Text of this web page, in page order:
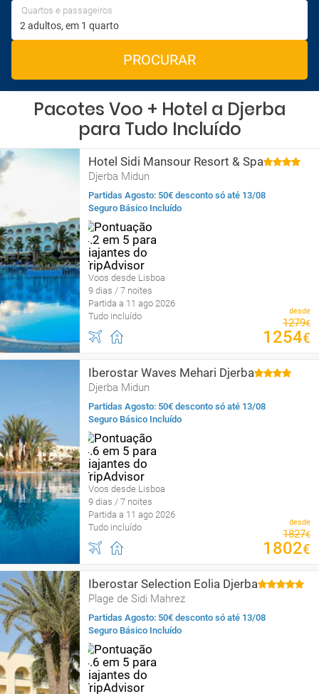
Quartos e passageiros
PROCURAR
Pacotes Voo + Hotel a Djerba
para Tudo Incluído
Hotel Sidi Mansour Resort & Spa
Djerba Midun
Partidas Agosto: 50€ desconto só até 13/08
Seguro Básico Incluído
Voos desde Lisboa
9 dias / 7 noites
Partida a 11 ago 2026
Tudo incluído
desde
1279€
1254€
Iberostar Waves Mehari Djerba
Djerba Midun
Partidas Agosto: 50€ desconto só até 13/08
Seguro Básico Incluído
Voos desde Lisboa
9 dias / 7 noites
Partida a 11 ago 2026
Tudo incluído
desde
1827€
1802€
Iberostar Selection Eolia Djerba
Plage de Sidi Mahrez
Partidas Agosto: 50€ desconto só até 13/08
Seguro Básico Incluído